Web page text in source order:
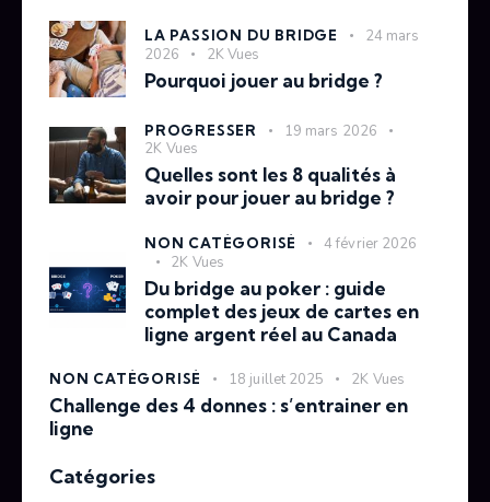
LA PASSION DU BRIDGE
24 mars
2026
2K Vues
Pourquoi jouer au bridge ?
PROGRESSER
19 mars 2026
2K Vues
Quelles sont les 8 qualités à
avoir pour jouer au bridge ?
NON CATÉGORISÉ
4 février 2026
2K Vues
Du bridge au poker : guide
complet des jeux de cartes en
ligne argent réel au Canada
NON CATÉGORISÉ 18 juillet 2025 2K Vues
Challenge des 4 donnes : s’entrainer en
ligne
Catégories